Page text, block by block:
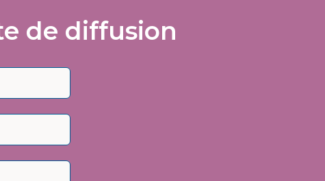
de diffusion